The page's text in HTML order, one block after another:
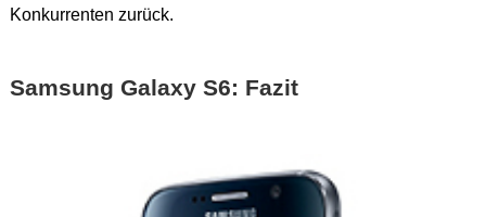
Konkurrenten zurück.
Samsung Galaxy S6: Fazit